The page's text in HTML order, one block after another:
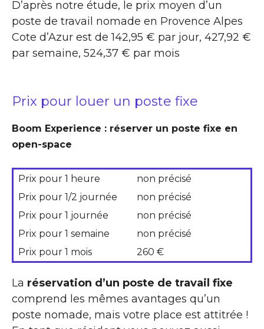
D’après notre étude, le prix moyen d’un
poste de travail nomade en Provence Alpes
Cote d’Azur est de 142,95 € par jour, 427,92 €
par semaine, 524,37 € par mois
Prix pour louer un poste fixe
Boom Experience : réserver un poste fixe en
open-space
Prix pour 1 heure
non précisé
Prix pour 1/2 journée
non précisé
Prix pour 1 journée
non précisé
Prix pour 1 semaine
non précisé
Prix pour 1 mois
260 €
La réservation d’un poste de travail fixe
comprend les mêmes avantages qu’un
poste nomade, mais votre place est attitrée !